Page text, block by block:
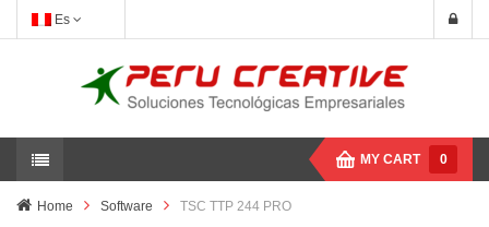
Es
MY CART 0
Home Software TSC TTP 244 PRO